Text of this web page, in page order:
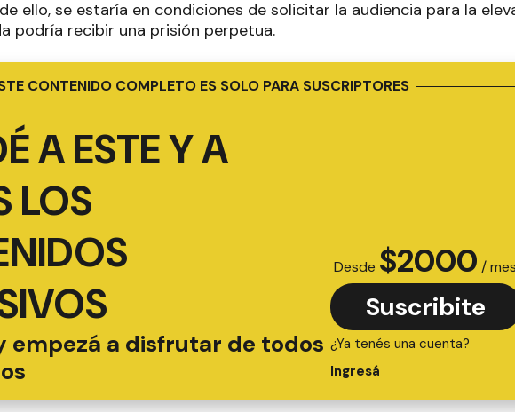
ello, se estaría en condiciones de solicitar la audiencia para la
podría recibir una prisión perpetua.
CONTENIDO COMPLETO ES SOLO PARA SUSCRIPTORES
A ESTE Y A
LOS
empezá a disfrutar de todos
Desde $2000 / mes
Suscribite
¿Ya tenés una cuenta?
Ingresá